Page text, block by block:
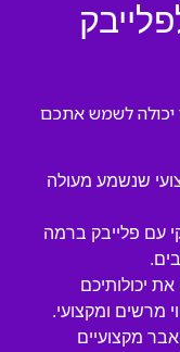
יכולה לשמש אתכם
שנשמע מעולה
עם פלייבק ברמה
את יכולותיכם
מרשים ומקצועי.
מקצועיים